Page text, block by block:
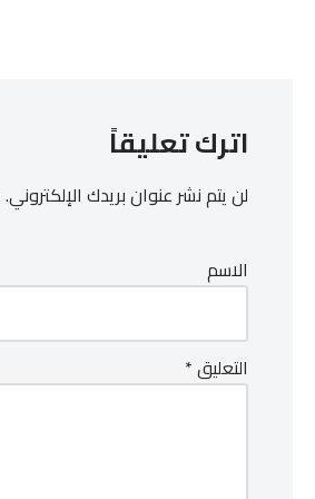
اترك تعليقاً
لن يتم نشر عنوان بريدك الإلكتروني.
الاسم
التعليق*